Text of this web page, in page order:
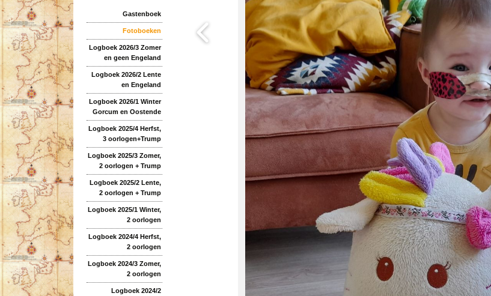
Gastenboek
Fotoboeken
Logboek 2026/3 Zomer
en geen Engeland
Logboek 2026/2 Lente
en Engeland
Logboek 2026/1 Winter
Gorcum en Oostende
Logboek 2025/4 Herfst,
3 oorlogen+Trump
Logboek 2025/3 Zomer,
2 oorlogen + Trump
Logboek 2025/2 Lente,
2 oorlogen + Trump
Logboek 2025/1 Winter,
2 oorlogen
Logboek 2024/4 Herfst,
2 oorlogen
Logboek 2024/3 Zomer,
2 oorlogen
Logboek 2024/2